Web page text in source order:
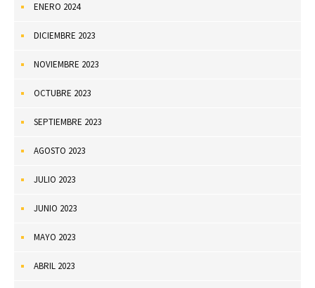
ENERO 2024
DICIEMBRE 2023
NOVIEMBRE 2023
OCTUBRE 2023
SEPTIEMBRE 2023
AGOSTO 2023
JULIO 2023
JUNIO 2023
MAYO 2023
ABRIL 2023